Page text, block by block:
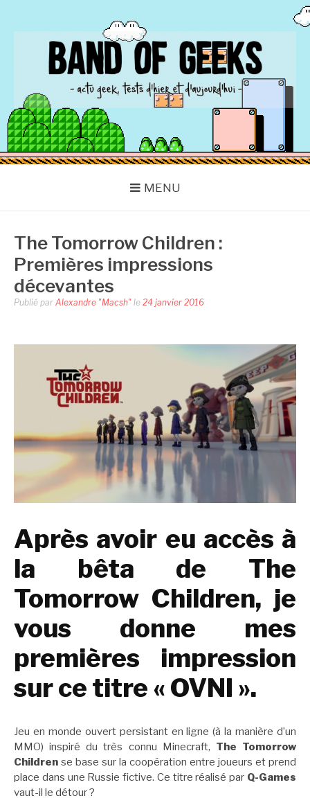
BAND OF GEEKS
Actu Geek d'hier et d'aujourd'hui
MENU
The Tomorrow Children :
Premières impressions
décevantes
Publié par Alexandre "Macsh" le 24 janvier 2016
Après avoir eu accès à
la bêta de The
Tomorrow Children, je
vous donne mes
premières impression
sur ce titre « OVNI ».
Jeu en monde ouvert persistant en ligne (à la manière d’un
MMO) inspiré du très connu Minecraft, The Tomorrow
Children se base sur la coopération entre joueurs et prend
place dans une Russie fictive. Ce titre réalisé par Q-Games
vaut-il le détour ?